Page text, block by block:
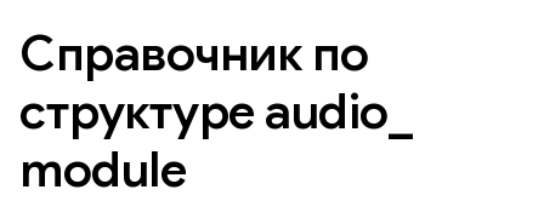
Справочник по
структуре audio
module